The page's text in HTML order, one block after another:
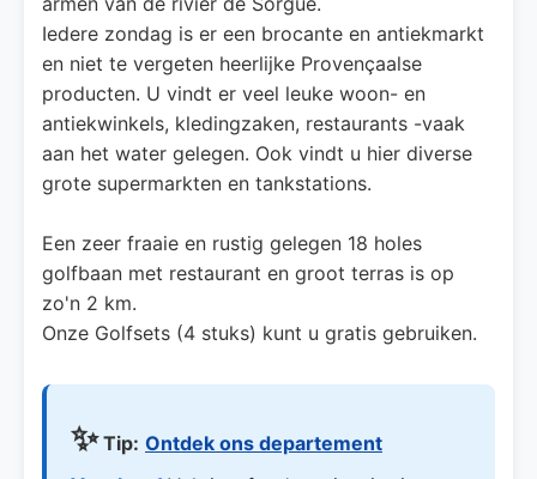
Iedere zondag is er een brocante en antiekmarkt
en niet te vergeten heerlijke Provençaalse
producten. U vindt er veel leuke woon- en
antiekwinkels, kledingzaken, restaurants -vaak
aan het water gelegen. Ook vindt u hier diverse
grote supermarkten en tankstations.
Een zeer fraaie en rustig gelegen 18 holes
golfbaan met restaurant en groot terras is op
zo'n 2 km.
Onze Golfsets (4 stuks) kunt u gratis gebruiken.
✨Tip: Ontdek ons departement